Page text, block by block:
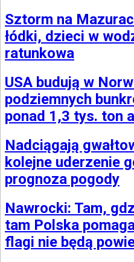
Sztorm na
łódki, dzieci w
ratunkowa
USA budują w
podziemnych
ponad 1,3 tys. ton
Nadciągają
kolejne uderzenie
prognoza pogody
Nawrocki: Tam,
tam Polska
flagi nie będą